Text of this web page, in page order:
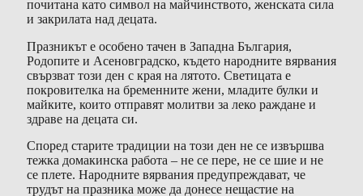
почитана като символ на майчинството, женската сила
и закрилата над децата.
Празникът е особено тачен в Западна България,
Родопите и Асеновградско, където народните вярвания
свързват този ден с края на лятото. Светицата е
покровителка на бременните жени, младите булки и
майките, които отправят молитви за леко раждане и
здраве на децата си.
Според старите традиции на този ден не се извършва
тежка домакинска работа – не се пере, не се шие и не
се плете. Народните вярвания предупреждават, че
трудът на празника може да донесе нещастие на